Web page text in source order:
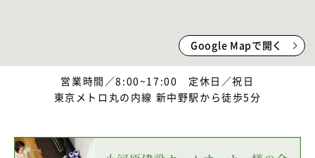
Google Mapで開く
営業時間／8:00~17:00 定休日／祝日
東京メトロ丸の内線 新中野駅から徒歩5分